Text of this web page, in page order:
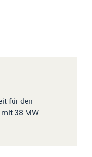
für den
mit 38 MW